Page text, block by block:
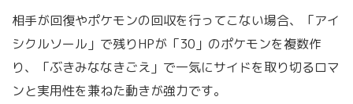
相手が回復やポケモンの回収を行ってこない場合、「アイ
シクルソール」で残りHPが「30」のポケモンを複数作
り、「ぶきみななきごえ」で一気にサイドを取り切るロマ
ンと実用性を兼ねた動きが強力です。